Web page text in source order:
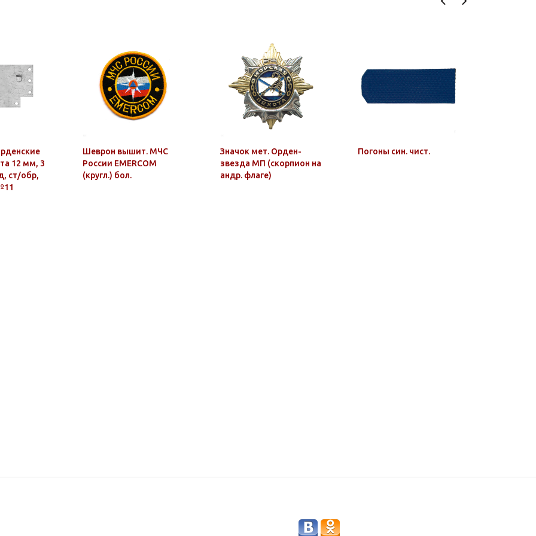
12 мм, 3
ст/обр,
Шеврон вышит. МЧС
России EMERCOM
(кругл.) бол.
Значок мет. Орден-
звезда МП (скорпион на
андр. флаге)
Погоны син. чист.